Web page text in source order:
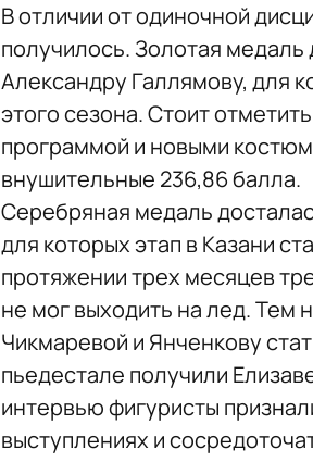
В отличии от одиночной
получилось. Золотая
Александру Галлямову, для
этого сезона. Стоит
программой и новыми
внушительные 236,86 балла.
Серебряная медаль
для которых этап в Казани
протяжении трех месяцев
не мог выходить на лед.
Чикмаревой и Янченкову
пьедестале получили
интервью фигуристы
выступлениях и